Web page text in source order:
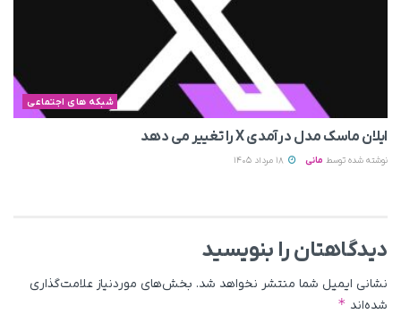
شبکه های اجتماعی
ایلان ماسک مدل درآمدی X را تغییر می‌ دهد
نوشته شده توسط مانی
دیدگاهتان را بنویسید
نشانی ایمیل شما منتشر نخواهد شد. بخش‌های موردنیاز علامت‌گذاری
شده‌اند *